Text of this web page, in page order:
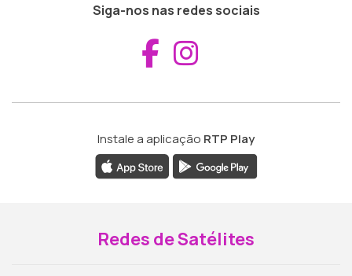
Siga-nos nas redes sociais
Aceder ao
Instale a aplicação RTP Play
Redes de Satélites